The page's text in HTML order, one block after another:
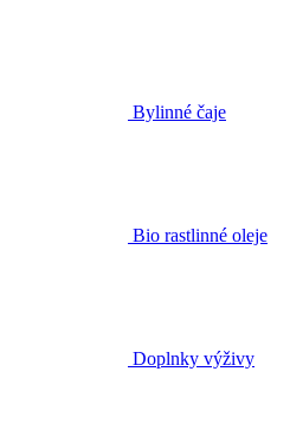
Bylinné čaje
Bio rastlinné oleje
Doplnky výživy